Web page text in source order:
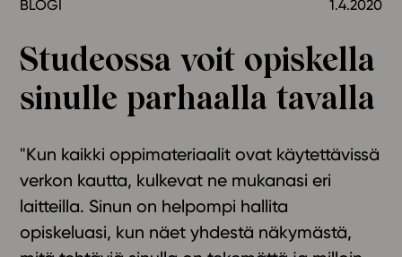
Ominaisuudet
Tapahtumakalenteri
Webinaari­tallenteet
Suosittelut
Oppikirjailijat
Tiimi
BLOGI 1.4.2020
Studeossa voit opiskella
sinulle parhaalla tavalla
"Kun kaikki oppimateriaalit ovat käytettävissä
verkon kautta, kulkevat ne mukanasi eri
laitteilla. Sinun on helpompi hallita
opiskeluasi, kun näet yhdestä näkymästä,